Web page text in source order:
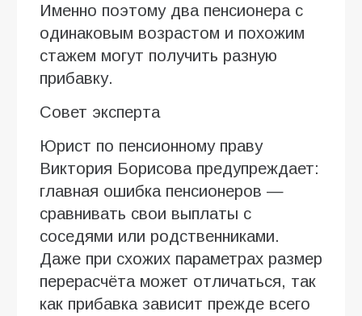
Именно поэтому два пенсионера с
одинаковым возрастом и похожим
стажем могут получить разную
прибавку.
Совет эксперта
Юрист по пенсионному праву
Виктория Борисова предупреждает:
главная ошибка пенсионеров —
сравнивать свои выплаты с
соседями или родственниками.
Даже при схожих параметрах размер
перерасчёта может отличаться, так
как прибавка зависит прежде всего